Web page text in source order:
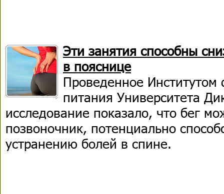
Эти занятия способны
в пояснице
Проведенное Институтом
питания Университета
исследование показало, что бег
позвоночник, потенциально
устранению болей в спине.